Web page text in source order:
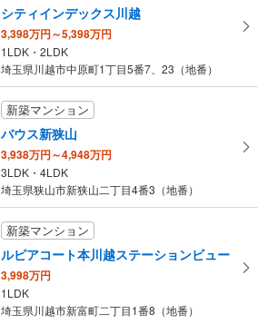
建物面積 -
西武新宿線 「狭山市」駅 徒歩33分
シティインデックス川越
3,398万円～5,398万円
1LDK・2LDK
埼玉県川越市中原町1丁目5番7、23（地番）
新築マンション
バウス新狭山
3,938万円～4,948万円
3LDK・4LDK
埼玉県狭山市新狭山二丁目4番3（地番）
新築マンション
ルピアコート本川越ステーションビュー
3,998万円
1LDK
埼玉県川越市新富町二丁目1番8（地番）